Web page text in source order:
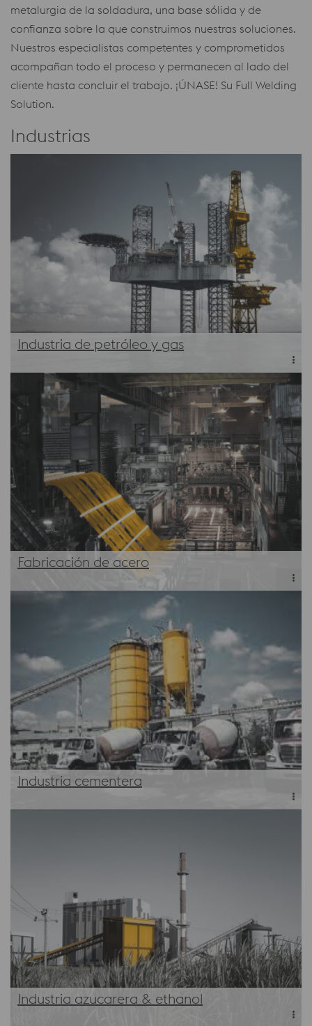
metalurgia de la soldadura, una base sólida y de
confianza sobre la que construimos nuestras soluciones.
Nuestros especialistas competentes y comprometidos
acompañan todo el proceso y permanecen al lado del
cliente hasta concluir el trabajo. ¡ÚNASE! Su Full Welding
Solution.
Industrias
Industria de petróleo y gas
Conozca más
Fabricación de acero
Industria cementera
Industria azucarera & ethanol